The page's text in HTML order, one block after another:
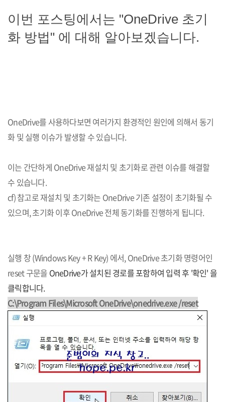
이번 포스팅에서는 "OneDrive 초기
화 방법" 에 대해 알아보겠습니다.
OneDrive를 사용하다보면 여러가지 환경적인 원인에 의해서 동기
화 및 실행 이슈가 발생할 수 있습니다.
이는 간단하게 OneDrive 재설치 및 초기화로 관련 이슈를 해결할
수 있습니다.
cf) 참고로 재설치 및 초기화는 OneDrive 기존 설정이 초기화될 수
있으며, 초기화 이후 OneDrive 전체 동기화를 진행하게 됩니다.
실행 창 (Windows Key + R Key) 에서, OneDrive 초기화 명령어인
reset 구문을 OneDrive가 설치된 경로를 포함하여 입력 후 '확인' 을
클릭합니다.
C:\Program Files\Microsoft OneDrive\onedrive.exe /reset